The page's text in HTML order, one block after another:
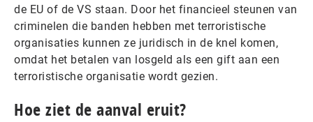
de EU of de VS staan. Door het financieel steunen van
criminelen die banden hebben met terroristische
organisaties kunnen ze juridisch in de knel komen,
omdat het betalen van losgeld als een gift aan een
terroristische organisatie wordt gezien.
Hoe ziet de aanval eruit?